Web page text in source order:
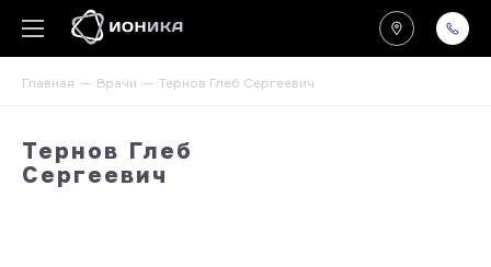
Главная Врачи Тернов Глеб Сергеевич
Тернов Глеб
Сергеевич